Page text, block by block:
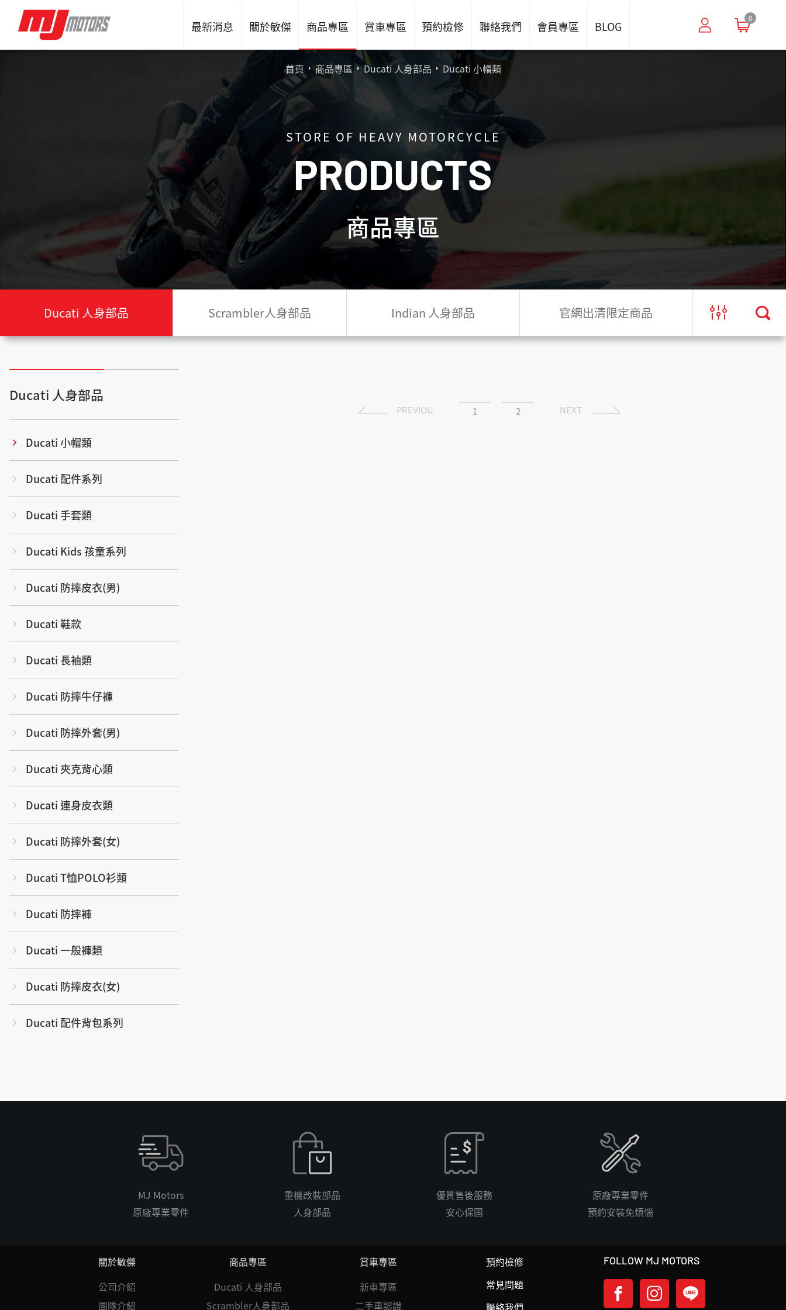
最新消息 關於敏傑 商品專區 賞車專區 預約檢修 聯絡我們 會員專區 BLOG
0
STORE OF HEAVY MOTORCYCLE
PRODUCTS
商品專區
首頁 商品專區 Ducati 人身部品 Ducati 小帽類
Ducati 人身部品 Scrambler人身部品 Indian 人身部品 官網出清限定商品
Ducati 人身部品
Ducati 小帽類
Ducati 配件系列
Ducati 手套類
Ducati Kids 孩童系列
Ducati 防摔皮衣(男)
Ducati 鞋款
Ducati 長袖類
Ducati 防摔牛仔褲
Ducati 防摔外套(男)
Ducati 夾克背心類
Ducati 連身皮衣類
Ducati 防摔外套(女)
Ducati T恤POLO衫類
Ducati 防摔褲
Ducati 一般褲類
Ducati 防摔皮衣(女)
Ducati 配件背包系列
PREVIOU 1 2 NEXT
MJ Motors
原廠專業零件
重機改裝部品
人身部品
優質售後服務
安心保固
原廠專業零件
預約安裝免煩惱
關於敏傑
公司介紹
團隊介紹
商品專區
Ducati 人身部品
Scrambler人身部品
賞車專區
新車專區
二手車認證
預約檢修
常見問題
聯絡我們
FOLLOW MJ MOTORS